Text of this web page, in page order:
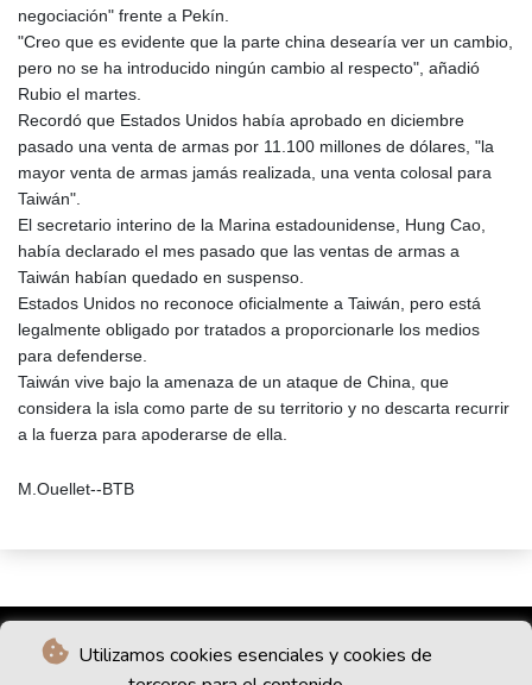
Utilizamos cookies esenciales y cookies de
negociación" frente a Pekín.
"Creo que es evidente que la parte china desearía ver un cambio,
pero no se ha introducido ningún cambio al respecto", añadió
Rubio el martes.
Recordó que Estados Unidos había aprobado en diciembre
pasado una venta de armas por 11.100 millones de dólares, "la
mayor venta de armas jamás realizada, una venta colosal para
Taiwán".
El secretario interino de la Marina estadounidense, Hung Cao,
había declarado el mes pasado que las ventas de armas a
Taiwán habían quedado en suspenso.
Estados Unidos no reconoce oficialmente a Taiwán, pero está
legalmente obligado por tratados a proporcionarle los medios
para defenderse.
Taiwán vive bajo la amenaza de un ataque de China, que
considera la isla como parte de su territorio y no descarta recurrir
a la fuerza para apoderarse de ella.
M.Ouellet--BTB